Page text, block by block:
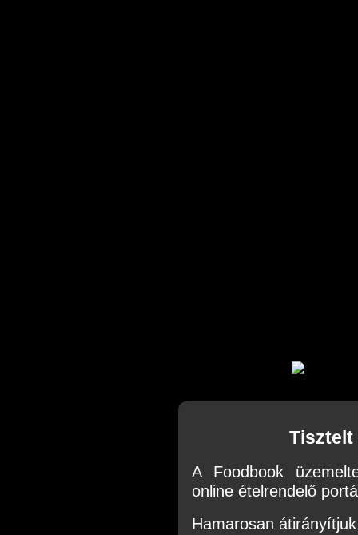
Tisztelt
A Foodbook
online ételrendelő
Hamarosan